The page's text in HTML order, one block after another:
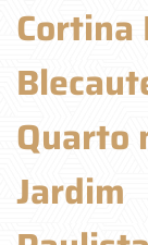
Cortina
Quarto
Jardim